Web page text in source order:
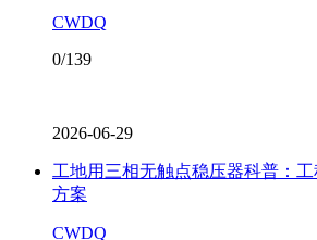
CWDQ
0/139
2026-06-29
工地用三相无触点稳压器科普：
方案
CWDQ